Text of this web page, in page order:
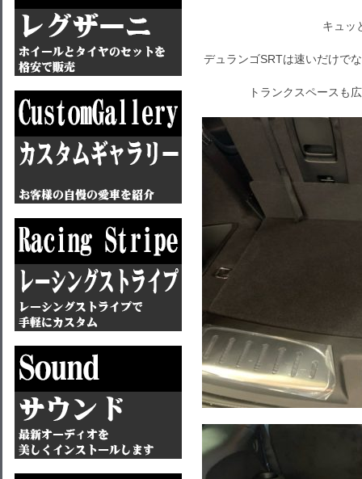
キュッ
デュランゴSRTは速いだけで
トランクスペースも